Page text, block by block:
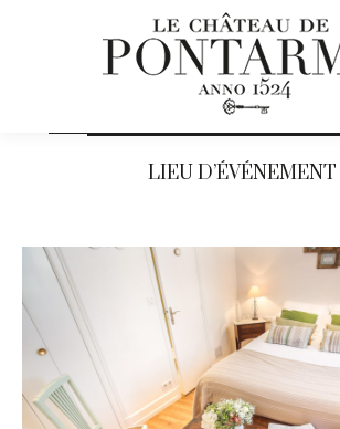
LIEU D’ÉVÉNEMENT